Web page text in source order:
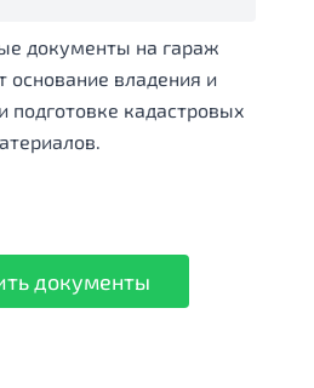
документы на гараж
основание владения и
подготовке кадастровых
документы